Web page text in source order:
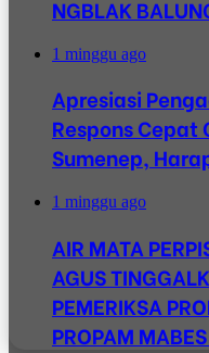
NGBLAK
1 minggu ago
Apresiasi
Respons
Sumenep,
1 minggu ago
AIR MATA
AGUS
PEMERIKSA
PROPAM